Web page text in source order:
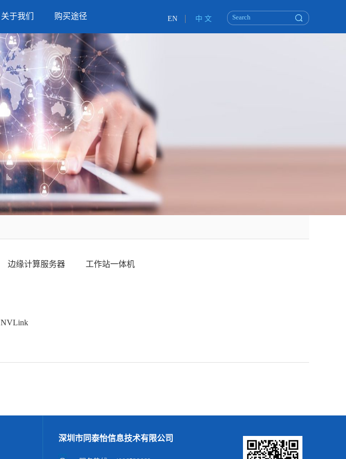
EN 中 文
关于我们 购买途径
边缘计算服务器 工作站一体机
NVLink
深圳市同泰怡信息技术有限公司